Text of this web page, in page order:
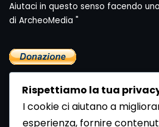
Aiutaci in questo senso facendo
di ArcheoMedia "
Rispettiamo la tua
I cookie ci aiutano a
esperienza, fornire